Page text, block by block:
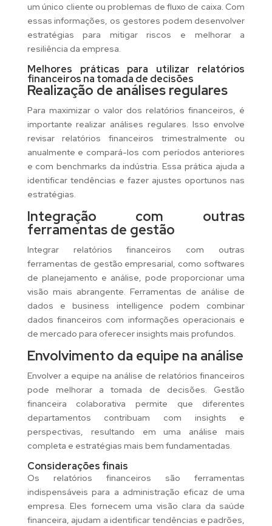
um único cliente ou problemas de fluxo de caixa. Com
essas informações, os gestores podem desenvolver
estratégias para mitigar riscos e melhorar a
resiliência da empresa.
Melhores práticas para utilizar relatórios
financeiros na tomada de decisões
Realização de análises regulares
Para maximizar o valor dos relatórios financeiros, é
importante realizar análises regulares. Isso envolve
revisar relatórios financeiros trimestralmente ou
anualmente e compará-los com períodos anteriores
e com benchmarks da indústria. Essa prática ajuda a
identificar tendências e fazer ajustes oportunos nas
estratégias.
Integração com outras
ferramentas de gestão
Integrar relatórios financeiros com outras
ferramentas de gestão empresarial, como softwares
de planejamento e análise, pode proporcionar uma
visão mais abrangente. Ferramentas de análise de
dados e business intelligence podem combinar
dados financeiros com informações operacionais e
de mercado para oferecer insights mais profundos.
Envolvimento da equipe na análise
Envolver a equipe na análise de relatórios financeiros
pode melhorar a tomada de decisões. Gestão
financeira colaborativa permite que diferentes
departamentos contribuam com insights e
perspectivas, resultando em uma análise mais
completa e estratégias mais bem fundamentadas.
Considerações finais
Os relatórios financeiros são ferramentas
indispensáveis para a administração eficaz de uma
empresa. Eles fornecem uma visão clara da saúde
financeira, ajudam a identificar tendências e padrões,